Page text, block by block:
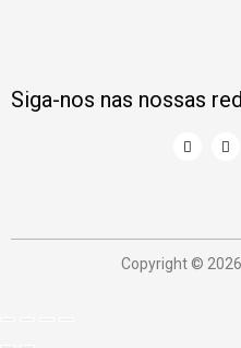
Siga-nos nas nossas
Copyright ©